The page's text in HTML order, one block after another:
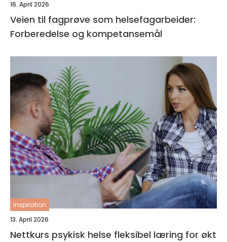
16. April 2026
Veien til fagprøve som helsefagarbeider:
Forberedelse og kompetansemål
inspiration
13. April 2026
Nettkurs psykisk helse fleksibel læring for økt